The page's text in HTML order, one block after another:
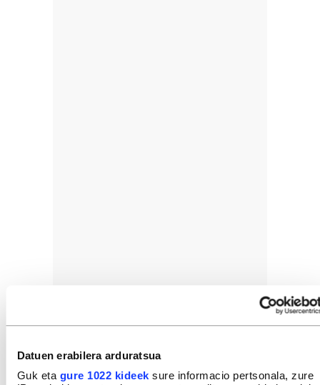
Datuen erabilera arduratsua
Guk eta gure 1022 kideek sure informacio pertsonala, zure